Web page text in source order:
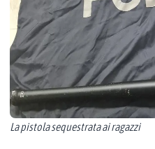
La pistola sequestrata ai ragazzi